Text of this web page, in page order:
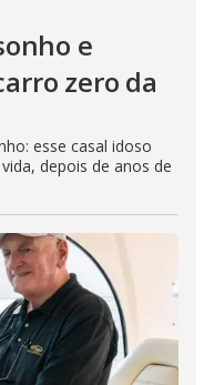
e
zero da
esse casal idoso
depois de anos de